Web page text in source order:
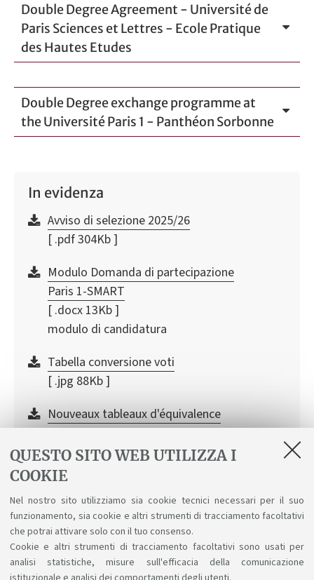
QUESTO SITO WEB UTILIZZA I
COOKIE
Nel nostro sito utilizziamo sia cookie tecnici necessari per il suo
funzionamento, sia cookie e altri strumenti di tracciamento facoltativi
che potrai attivare solo con il tuo consenso.
Cookie e altri strumenti di tracciamento facoltativi sono usati per
analisi statistiche, misure sull'efficacia della comunicazione
Double Degree Agreement - Université de
Paris Sciences et Lettres - Ecole Pratique
des Hautes Etudes
Double Degree exchange programme at
the Université Paris 1 - Panthéon Sorbonne
In evidenza
Avviso di selezione 2025/26
[ .pdf 304Kb ]
Modulo Domanda di partecipazione
Paris 1-SMART
[ .docx 13Kb ]
modulo di candidatura
Tabella conversione voti
[ .jpg 88Kb ]
Nouveaux tableaux d'équivalence
[ .pdf 15432Kb ]
Classement provisoire – année académique
2025/26
Paris 1 (curriculum SMArt)
Classement définitif a.a. 2025/26